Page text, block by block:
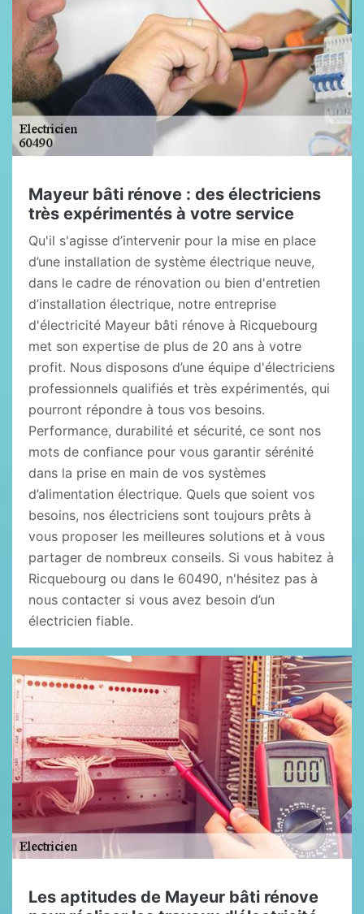
Mayeur bâti rénove : des électriciens
très expérimentés à votre service
Qu'il s'agisse d’intervenir pour la mise en place
d’une installation de système électrique neuve,
dans le cadre de rénovation ou bien d'entretien
d’installation électrique, notre entreprise
d'électricité Mayeur bâti rénove à Ricquebourg
met son expertise de plus de 20 ans à votre
profit. Nous disposons d’une équipe d'électriciens
professionnels qualifiés et très expérimentés, qui
pourront répondre à tous vos besoins.
Performance, durabilité et sécurité, ce sont nos
mots de confiance pour vous garantir sérénité
dans la prise en main de vos systèmes
d’alimentation électrique. Quels que soient vos
besoins, nos électriciens sont toujours prêts à
vous proposer les meilleures solutions et à vous
partager de nombreux conseils. Si vous habitez à
Ricquebourg ou dans le 60490, n'hésitez pas à
nous contacter si vous avez besoin d’un
électricien fiable.
Les aptitudes de Mayeur bâti rénove